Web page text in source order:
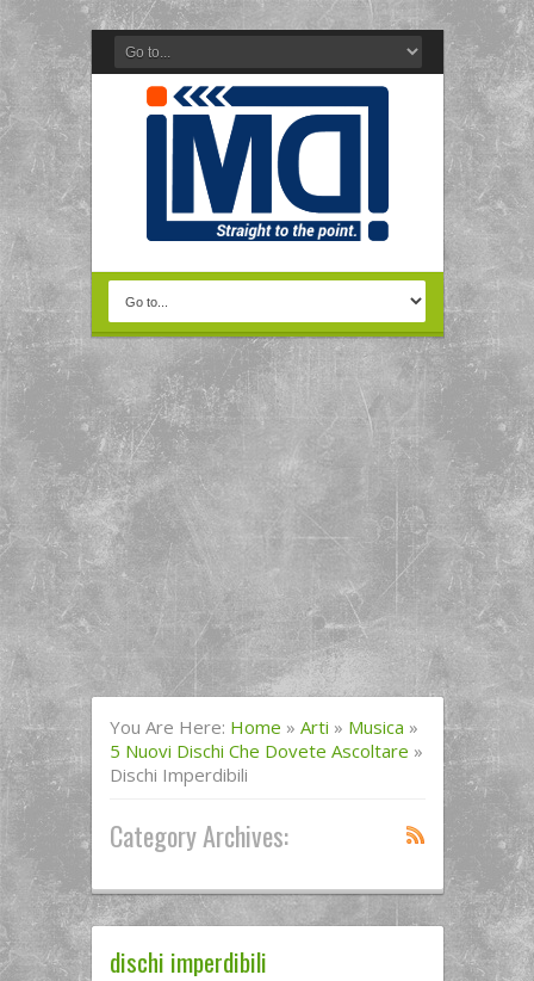
You Are Here: Home » Arti » Musica »
5 Nuovi Dischi Che Dovete Ascoltare »
Dischi Imperdibili
Category Archives:
dischi imperdibili